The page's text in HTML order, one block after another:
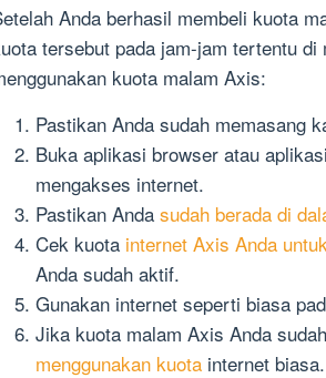
Anda berhasil membeli kuota
tersebut pada jam-jam tertentu
kuota malam Axis:
Pastikan Anda sudah memasang
Buka aplikasi browser atau aplikasi
mengakses internet.
Pastikan Anda sudah berada di
Cek kuota internet Axis Anda untuk
Anda sudah aktif.
Gunakan internet seperti biasa
Jika kuota malam Axis Anda
menggunakan kuota internet biasa.